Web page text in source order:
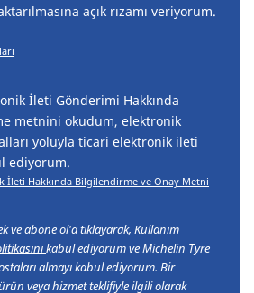
açık rızamı veriyorum.
İleti Gönderimi Hakkında
metnini okudum, elektronik
yoluyla ticari elektronik ileti
ediyorum.
İleti Hakkında Bilgilendirme ve Onay Metni
ve abone ol'a tıklayarak,Kullanım
kabul ediyorum ve Michelin Tyre
almayı kabul ediyorum. Bir
veya hizmet teklifiyle ilgili olarak